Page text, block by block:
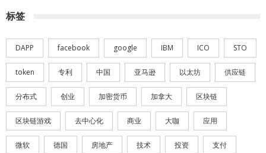
标签
DAPP facebook google IBM ICO STO
token 专利 中国 亚马逊 以太坊 供应链
分布式 创业 加密货币 加拿大 区块链
区块链游戏 去中心化 商业 大咖 应用
微软 德国 房地产 技术 投资 支付